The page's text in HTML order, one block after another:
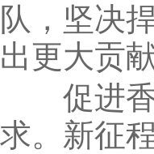
队，坚决
出更大贡献
促进香
求。新征